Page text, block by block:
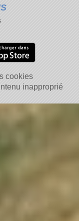
cookies
inapproprié